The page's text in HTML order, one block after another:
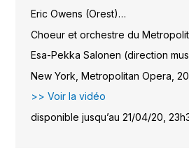
Eric Owens (Orest)…
Choeur et orchestre du
Esa-Pekka Salonen (direction
New York, Metropolitan Opera,
>> Voir la vidéo
disponible jusqu’au 21/04/20,